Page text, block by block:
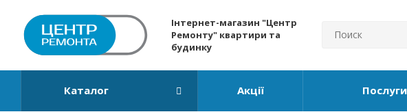
Інтернет-магазин "Центр
Ремонту" квартири та
будинку
Каталог Акції Послуги